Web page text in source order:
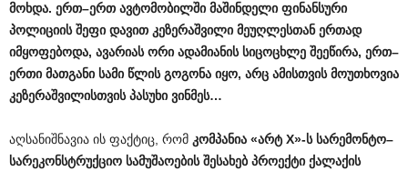
მოხდა. ერთ–ერთ ავტომობილში მაშინდელი ფინანსური
პოლიციის შეფი დავით კეზერაშვილი მეუღლესთან ერთად
იმყოფებოდა, ავარიას ორი ადამიანის სიცოცხლე შეეწირა, ერთ–
ერთი მათგანი სამი წლის გოგონა იყო, არც ამისთვის მოუთხოვია
კეზერაშვილისთვის პასუხი ვინმეს…
აღსანიშნავია ის ფაქტიც, რომ კომპანია «არტ X»-ს სარემონტო–
სარეკონსტრუქციო სამუშაოების შესახებ პროექტი ქალაქის